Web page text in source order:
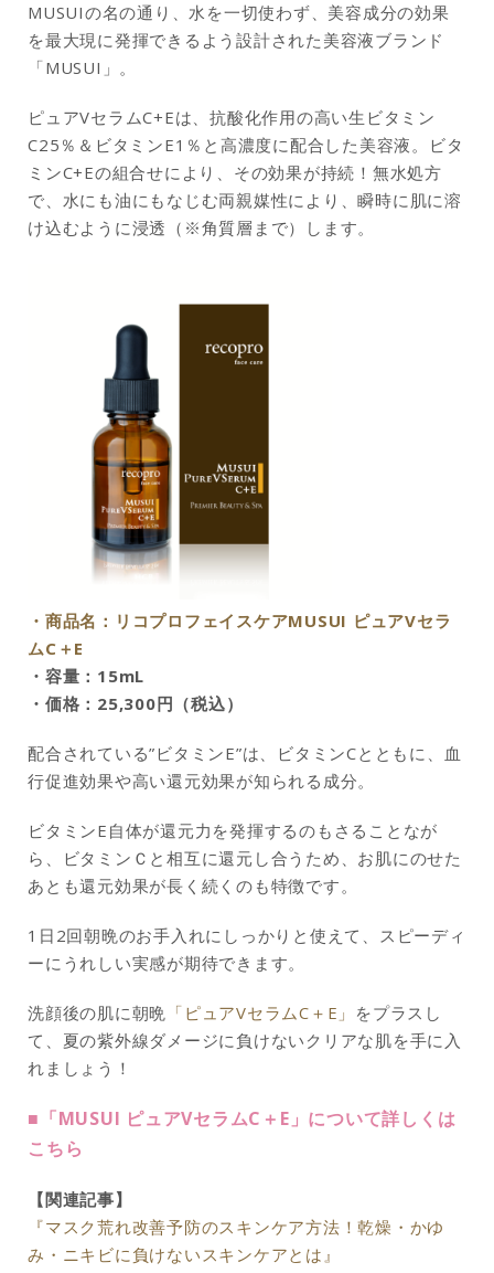
MUSUIの名の通り、水を一切使わず、美容成分の効果
を最大現に発揮できるよう設計された美容液ブランド
「MUSUI」。
ピュアVセラムC+Eは、抗酸化作用の高い生ビタミン
C25％＆ビタミンE1％と高濃度に配合した美容液。ビタ
ミンC+Eの組合せにより、その効果が持続！無水処方
で、水にも油にもなじむ両親媒性により、瞬時に肌に溶
け込むように浸透（※角質層まで）します。
・商品名：リコプロフェイスケアMUSUI ピュアVセラ
ムC＋E
・容量：15mL
・価格：25,300円（税込）
配合されている”ビタミンE”は、ビタミンCとともに、血
行促進効果や高い還元効果が知られる成分。
ビタミンE自体が還元力を発揮するのもさることなが
ら、ビタミンＣと相互に還元し合うため、お肌にのせた
あとも還元効果が長く続くのも特徴です。
1日2回朝晩のお手入れにしっかりと使えて、スピーディ
ーにうれしい実感が期待できます。
洗顔後の肌に朝晩 「ピュアVセラムC＋E」 をプラスし
て、夏の紫外線ダメージに負けないクリアな肌を手に入
れましょう！
■「MUSUI ピュアVセラムC＋E」について詳しくは
こちら
【関連記事】
『マスク荒れ改善予防のスキンケア方法！乾燥・かゆ
み・ニキビに負けないスキンケアとは』